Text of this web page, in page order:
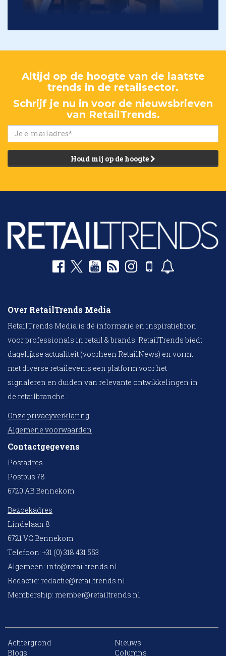
Altijd op de hoogte van de laatste
trends in de retailsector.
Schrijf je nu in voor de nieuwsbrieven
van RetailTrends.
Houd mij op de hoogte
Over RetailTrends Media
RetailTrends Media is dé informatie en inspiratiebron
voor professionals in retail & brands. RetailTrends biedt
dagelijkse actualiteit (voorheen RetailNews) en vormt
met diverse retailevents een platform voor het
signaleren en duiden van relevante ontwikkelingen in
de retailbranche.
Onze privacyverklaring
Algemene voorwaarden
Contactgegevens
Postadres
Postbus 78
6720 AB Bennekom
Bezoekadres
Lindelaan 8
6721 VC Bennekom
Telefoon: +31 (0) 318 431 553
Algemeen: info@retailtrends.nl
Redactie: redactie@retailtrends.nl
Membership: member@retailtrends.nl
Achtergrond
Nieuws
Blogs
Columns
10 collega’s